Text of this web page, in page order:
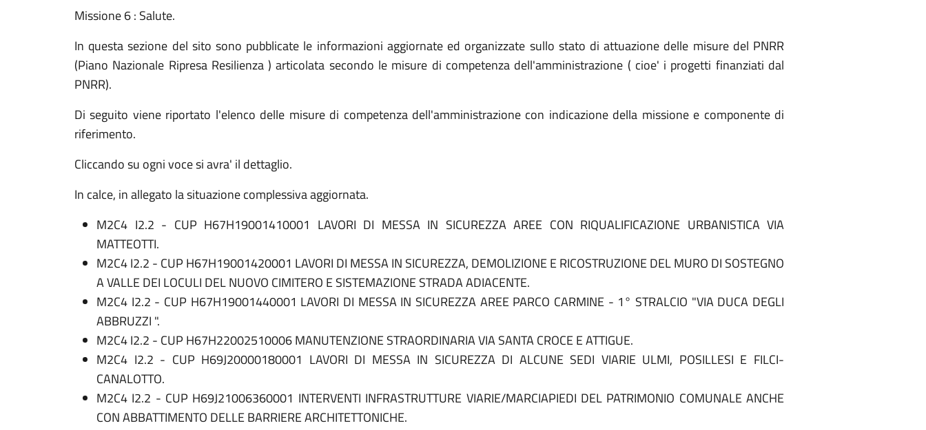
Missione 6 : Salute.
In questa sezione del sito sono pubblicate le informazioni aggiornate ed organizzate sullo stato di attuazione delle misure del PNRR
(Piano Nazionale Ripresa Resilienza ) articolata secondo le misure di competenza dell'amministrazione ( cioe' i progetti finanziati dal
PNRR).
Di seguito viene riportato l'elenco delle misure di competenza dell'amministrazione con indicazione della missione e componente di
riferimento.
Cliccando su ogni voce si avra' il dettaglio.
In calce, in allegato la situazione complessiva aggiornata.
M2C4 I2.2 - CUP H67H19001410001 LAVORI DI MESSA IN SICUREZZA AREE CON RIQUALIFICAZIONE URBANISTICA VIA
MATTEOTTI.
M2C4 I2.2 - CUP H67H19001420001 LAVORI DI MESSA IN SICUREZZA, DEMOLIZIONE E RICOSTRUZIONE DEL MURO DI SOSTEGNO
A VALLE DEI LOCULI DEL NUOVO CIMITERO E SISTEMAZIONE STRADA ADIACENTE.
M2C4 I2.2 - CUP H67H19001440001 LAVORI DI MESSA IN SICUREZZA AREE PARCO CARMINE - 1° STRALCIO "VIA DUCA DEGLI
ABBRUZZI ".
M2C4 I2.2 - CUP H67H22002510006 MANUTENZIONE STRAORDINARIA VIA SANTA CROCE E ATTIGUE.
M2C4 I2.2 - CUP H69J20000180001 LAVORI DI MESSA IN SICUREZZA DI ALCUNE SEDI VIARIE ULMI, POSILLESI E FILCI-
CANALOTTO.
M2C4 I2.2 - CUP H69J21006360001 INTERVENTI INFRASTRUTTURE VIARIE/MARCIAPIEDI DEL PATRIMONIO COMUNALE ANCHE
CON ABBATTIMENTO DELLE BARRIERE ARCHITETTONICHE.